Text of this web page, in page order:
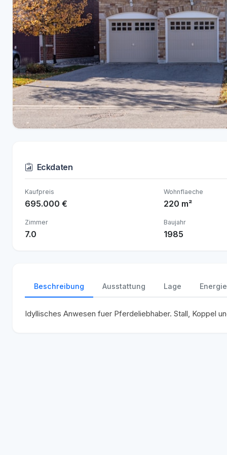
Eckdaten
Kaufpreis
695.000 €
Wohnflaeche
220 m²
Zimmer
7.0
Baujahr
1985
Beschreibung Ausstattung Lage Energie
Idyllisches Anwesen fuer Pferdeliebhaber. Stall, Koppel